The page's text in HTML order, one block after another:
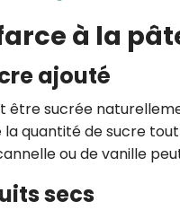
à la
ajouté
être sucrée
quantité de sucre
ou de vanille
secs